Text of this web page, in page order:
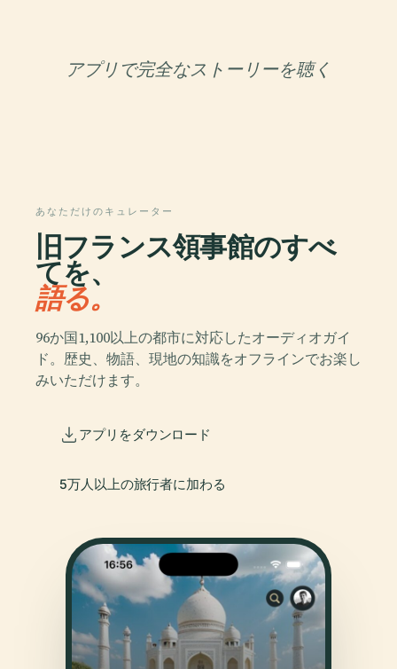
アプリで完全なストーリーを聴く
あなただけのキュレーター
旧フランス領事館のすべ
てを、
語る。
96か国1,100以上の都市に対応したオーディオガイ
ド。歴史、物語、現地の知識をオフラインでお楽し
みいただけます。
アプリをダウンロード
5万人以上の旅行者に加わる